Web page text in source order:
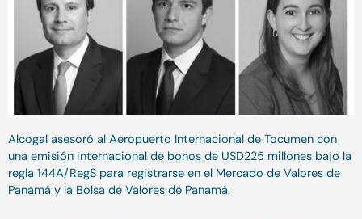
Alcogal asesoró al Aeropuerto Internacional de Tocumen con
una emisión internacional de bonos de USD225 millones bajo la
regla 144A/RegS para registrarse en el Mercado de Valores de
Panamá y la Bolsa de Valores de Panamá.